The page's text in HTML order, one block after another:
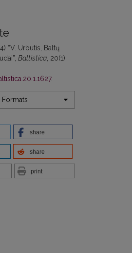
“V. Urbutis, Baltų
Baltistica , 20(1),
.
Formats
share
share
print